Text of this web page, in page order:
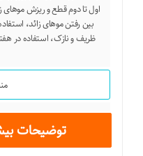
اول تا دوم قطع و ریزش موهای
بین رفتن موهای زائد،
ظریف و نازک، استفاده در
توضیحات